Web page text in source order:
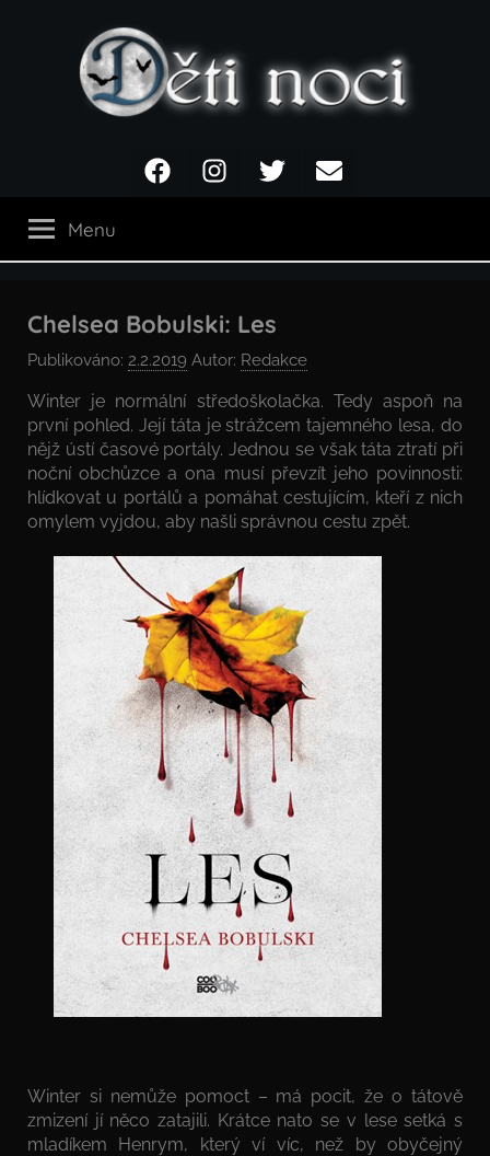
noci
FacebookInstagramTwitter Email
Menu
Chelsea Bobulski: Les
Publikováno: 2.2.2019 Autor: Redakce
Winter je normální středoškolačka. Tedy aspoň na
první pohled. Její táta je strážcem tajemného lesa, do
nějž ústí časové portály. Jednou se však táta ztratí při
noční obchůzce a ona musí převzít jeho povinnosti:
hlídkovat u portálů a pomáhat cestujícím, kteří z nich
omylem vyjdou, aby našli správnou cestu zpět.
Winter si nemůže pomoct – má pocit, že o tátově
zmizení jí něco zatajili. Krátce nato se v lese setká s
mladíkem Henrym, který ví víc, než by obyčejný